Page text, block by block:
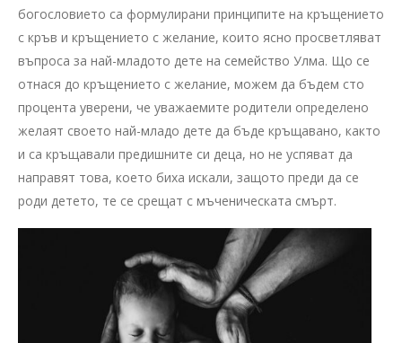
богословието са формулирани принципите на кръщението
с кръв и кръщението с желание, които ясно просветляват
въпроса за най-младото дете на семейство Улма. Що се
отнася до кръщението с желание, можем да бъдем сто
процента уверени, че уважаемите родители определено
желаят своето най-младо дете да бъде кръщавано, както
и са кръщавали предишните си деца, но не успяват да
направят това, което биха искали, защото преди да се
роди детето, те се срещат с мъченическата смърт.